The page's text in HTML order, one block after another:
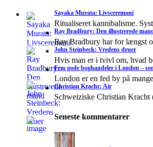
Sayaka Murata: Livsceremoni
Ritualiseret kannibalisme.
Ray Bradbury: Den illustrerede
Ray Bradbury har for længst
John Steinbeck: Vredens druer
Hvis man er i tvivl om, hvad
Fem gode boghandeler i London –
London er en fed by på
Christian Kracht: Air
Schweiziske Christian
Seneste kommentarer